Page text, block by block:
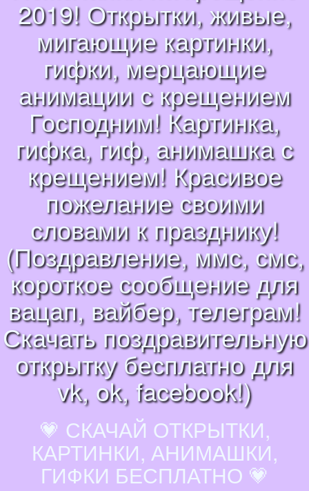
2019! Открытки, живые,
мигающие картинки,
гифки, мерцающие
анимации с крещением
Господним! Картинка,
гифка, гиф, анимашка с
крещением! Красивое
пожелание своими
словами к празднику!
(Поздравление, ммс, смс,
короткое сообщение для
вацап, вайбер, телеграм!
Скачать поздравительную
открытку бесплатно для
vk, ok, facebook!)
💗 СКАЧАЙ ОТКРЫТКИ,
КАРТИНКИ, АНИМАШКИ,
ГИФКИ БЕСПЛАТНО 💗